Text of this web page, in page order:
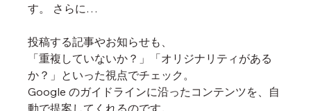
す。 さらに…
投稿する記事やお知らせも、
「重複していないか？」「オリジナリティがある
か？」といった視点でチェック。
Google のガイドラインに沿ったコンテンツを、自
動で提案してくれるのです。